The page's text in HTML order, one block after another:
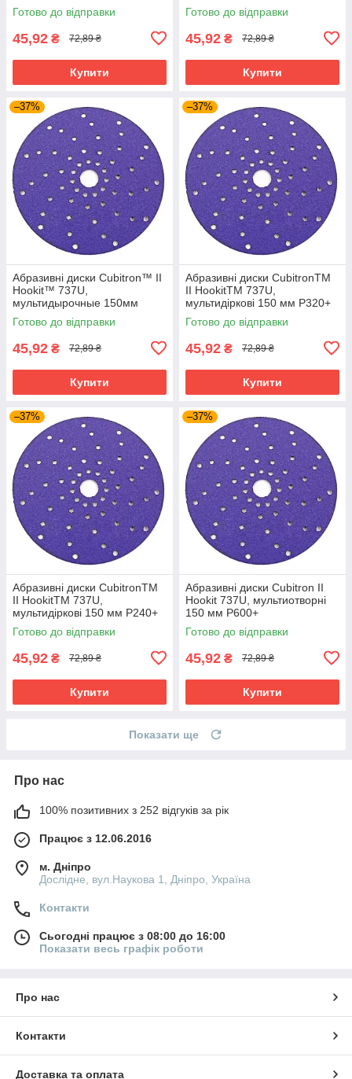
Готово до відправки
45,92 ₴ 72,89 ₴
Купити
Готово до відправки
45,92 ₴ 72,89 ₴
Купити
–37%
Абразивні диски Cubitron™ II
Hookit™ 737U,
мультидырочные 150мм
P80+
Готово до відправки
45,92 ₴ 72,89 ₴
Купити
–37%
Абразивні диски CubitronTM
II HookitTM 737U,
мультидіркові 150 мм P320+
Готово до відправки
45,92 ₴ 72,89 ₴
Купити
–37%
Абразивні диски CubitronTM
II HookitTM 737U,
мультидіркові 150 мм P240+
Готово до відправки
45,92 ₴ 72,89 ₴
Купити
–37%
Абразивні диски Cubitron II
Hookit 737U, мультиотворні
150 мм P600+
Готово до відправки
45,92 ₴ 72,89 ₴
Купити
Показати ще
Про нас
100% позитивних з 252 відгуків за рік
Працює з 12.06.2016
м. Дніпро
Дослідне, вул.Наукова 1, Дніпро, Україна
Контакти
Сьогодні працює з 08:00 до 16:00
Показати весь графік роботи
Про нас
Контакти
Доставка та оплата